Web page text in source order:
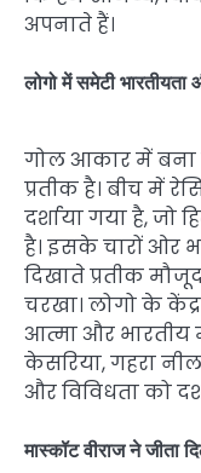
अपनाते हैं।
लोगो में समेटी
गोल आकार में बना
प्रतीक है। बीच में
दर्शाया गया है, जो
है। इसके चारों ओर
दिखाते प्रतीक
चरखा। लोगो के
आत्मा और भारतीय
केसरिया, गहरा
और विविधता को
मास्कॉट वीराज ने जीता